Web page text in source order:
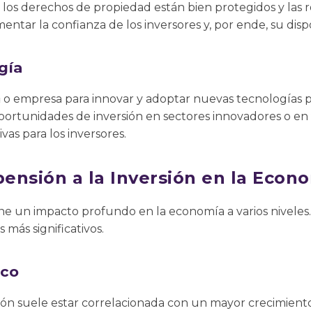
derechos de propiedad están bien protegidos y las
la confianza de los inversores y, por ende, su
o empresa para innovar y adoptar nuevas tecnologías
de inversión en sectores innovadores o
para los inversores.
a la Inversión en la
un impacto profundo en la economía a varios
significativos.
suele estar correlacionada con un mayor